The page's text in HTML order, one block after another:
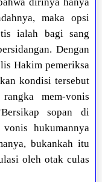
maka opsi
ialah bagi sang
Dengan
Hakim pemeriksa
kondisi tersebut
mem-vonis
sopan di
hukumannya
bukankah itu
oleh otak culas